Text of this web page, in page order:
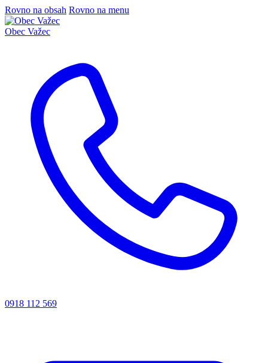
Rovno na obsah Rovno na menu
Obec Važec
0918 112 569